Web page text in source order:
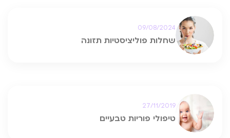
שחלות פוליציסטיות תזונה
09/08/2024
טיפולי פוריות טבעיים
27/11/2019